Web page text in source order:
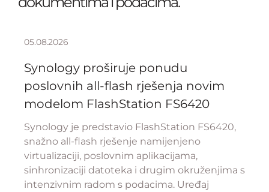
05.08.2026
Synology proširuje ponudu
poslovnih all-flash rješenja novim
modelom FlashStation FS6420
Synology je predstavio FlashStation FS6420,
snažno all-flash rješenje namijenjeno
virtualizaciji, poslovnim aplikacijama,
sinhronizaciji datoteka i drugim okruženjima s
intenzivnim radom s podacima. Uređaj